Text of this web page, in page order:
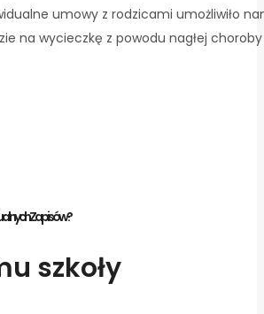
umowy z rodzicami umożliwiło
na wycieczkę z powodu nagłej
Zapisów?
szkoły